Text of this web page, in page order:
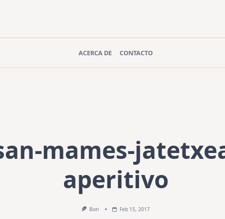
ACERCA DE CONTACTO
mames-
aperitivo
Bori Feb 15, 2017